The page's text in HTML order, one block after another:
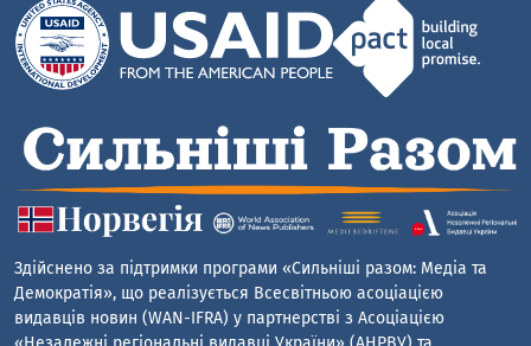
Здійснено за підтримки програми «Сильніші разом: Медіа та
Демократія», що реалізується Всесвітньою асоціацією
видавців новин (WAN-IFRA) у партнерстві з Асоціацією